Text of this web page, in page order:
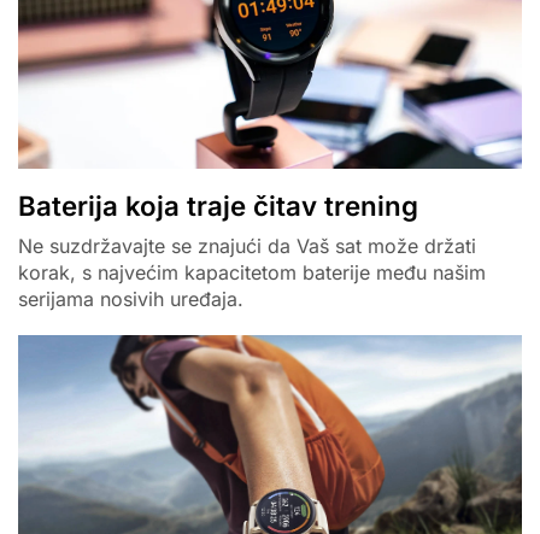
Baterija koja traje čitav trening
Ne suzdržavajte se znajući da Vaš sat može držati
korak, s najvećim kapacitetom baterije među našim
serijama nosivih uređaja.